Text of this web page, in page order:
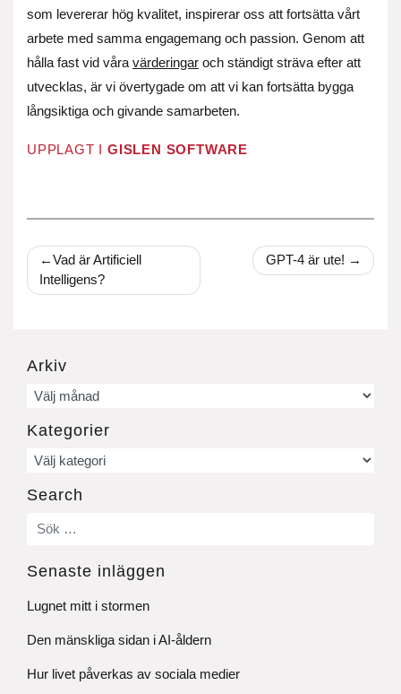
som levererar hög kvalitet, inspirerar oss att fortsätta vårt
arbete med samma engagemang och passion. Genom att
hålla fast vid våra värderingar och ständigt sträva efter att
utvecklas, är vi övertygade om att vi kan fortsätta bygga
långsiktiga och givande samarbeten.
UPPLAGT I GISLEN SOFTWARE
Inläggsnavigering
Vad är Artificiell
Intelligens?
GPT-4 är ute!
Arkiv
Arkiv
Kategorier
Kategorier
Search
Senaste inläggen
Lugnet mitt i stormen
Den mänskliga sidan i AI-åldern
Hur livet påverkas av sociala medier